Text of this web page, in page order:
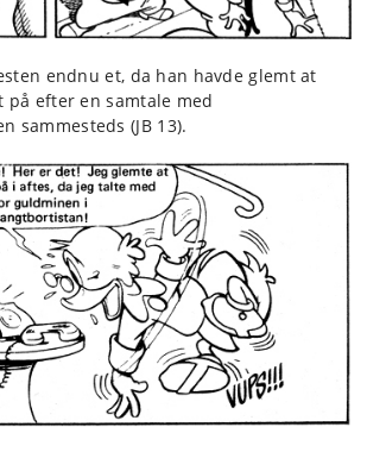
endnu et, da han havde glemt at
efter en samtale med
sammesteds (JB 13).